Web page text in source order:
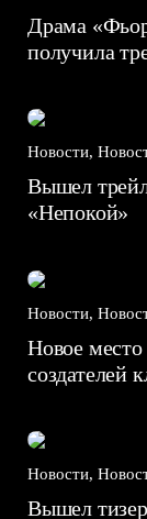
Драма
получила
Новости,
Вышел
«Непокой»
Новости,
Новое
создателей
Новости,
Вышел